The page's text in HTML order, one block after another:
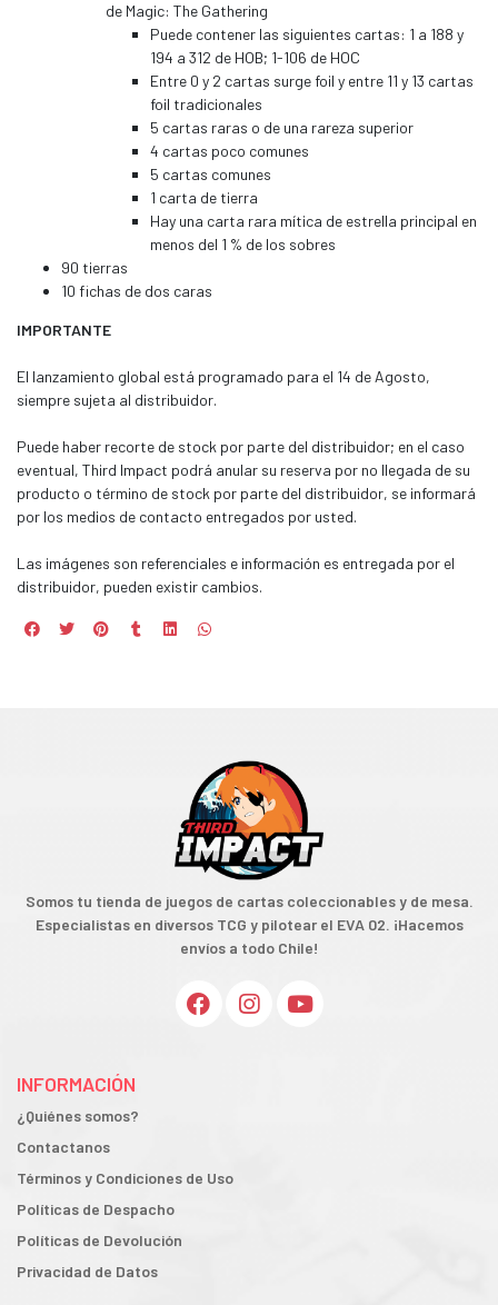
de Magic: The Gathering
Puede contener las siguientes cartas: 1 a 188 y
194 a 312 de HOB; 1-106 de HOC
Entre 0 y 2 cartas surge foil y entre 11 y 13 cartas
foil tradicionales
5 cartas raras o de una rareza superior
4 cartas poco comunes
5 cartas comunes
1 carta de tierra
Hay una carta rara mítica de estrella principal en
menos del 1 % de los sobres
90 tierras
10 fichas de dos caras
IMPORTANTE
El lanzamiento global está programado para el 14 de Agosto,
siempre sujeta al distribuidor.
Puede haber recorte de stock por parte del distribuidor; en el caso
eventual, Third Impact podrá anular su reserva por no llegada de su
producto o término de stock por parte del distribuidor, se informará
por los medios de contacto entregados por usted.
Las imágenes son referenciales e información es entregada por el
distribuidor, pueden existir cambios.
Somos tu tienda de juegos de cartas coleccionables y de mesa.
Especialistas en diversos TCG y pilotear el EVA 02. ¡Hacemos
envíos a todo Chile!
INFORMACIÓN
¿Quiénes somos?
Contactanos
Términos y Condiciones de Uso
Políticas de Despacho
Políticas de Devolución
Privacidad de Datos